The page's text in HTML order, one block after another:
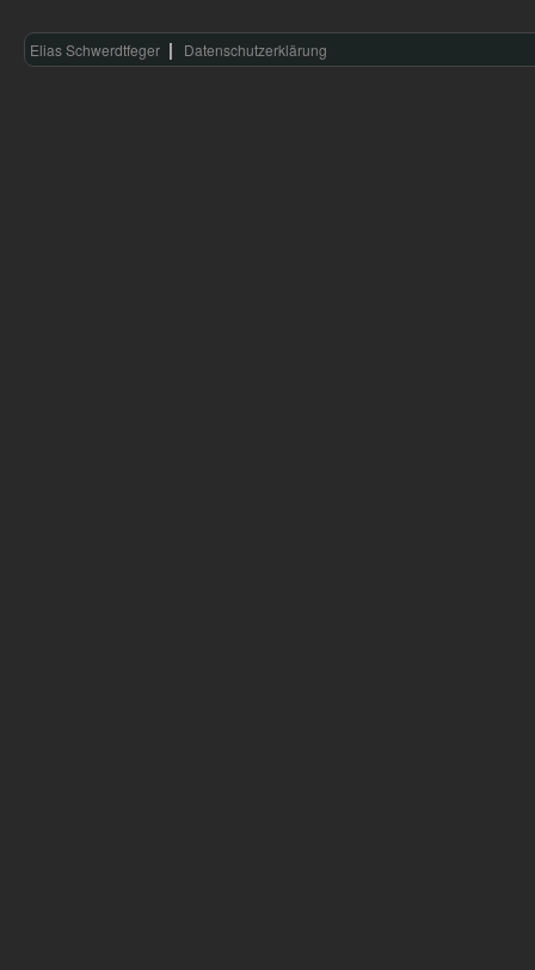
Elias Schwerdtfeger Datenschutzerklärung